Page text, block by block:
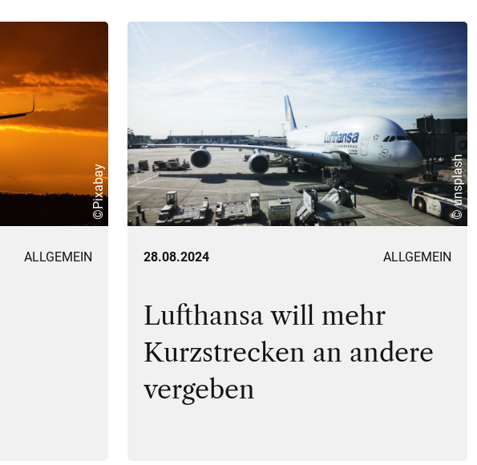
©Pixabay
ALLGEMEIN
© unsplash
28.08.2024 ALLGEMEIN
Lufthansa will mehr
Kurzstrecken an andere
vergeben